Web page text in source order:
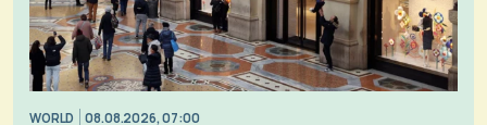
WORLD 08.08.2026, 07:00